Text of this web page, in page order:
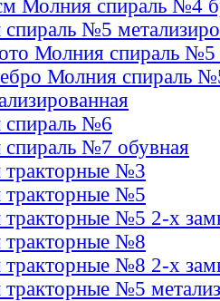
Молния спираль №4
№5
Молния спираль №5
Молния спираль
№6
№7 обувная
№3
№5
№5 2-х
№8
№8 2-х
№5